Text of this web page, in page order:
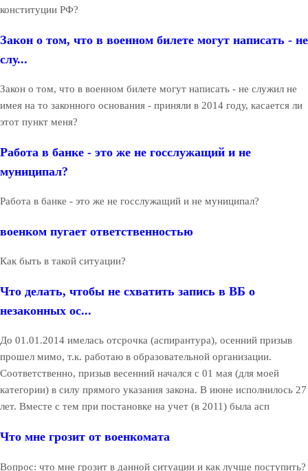
конституции РФ?
Закон о том, что в военном билете могут написать - не
слу...
Закон о том, что в военном билете могут написать - не служил не
имея на то законного основания - приняли в 2014 году, касается ли
этот пункт меня?
Работа в банке - это же не госслужащий и не
муниципал?
Работа в банке - это же не госслужащий и не муниципал?
военком пугает ответственностью
Как быть в такой ситуации?
Что делать, чтобы не схватить запись в ВБ о
незаконных ос...
До 01.01.2014 имелась отсрочка (аспирантура), осенний призыв
прошел мимо, т.к. работаю в образовательной организации.
Соответственно, призыв весенний начался с 01 мая (для моей
категории) в силу прямого указания закона. В июне исполнилось 27
лет. Вместе с тем при постановке на учет (в 2011) была асп
Что мне грозит от военкомата
Вопрос: что мне грозит в данной ситуации и как лучше поступить?